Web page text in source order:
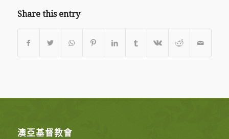
Share this entry
澳亞基督教會